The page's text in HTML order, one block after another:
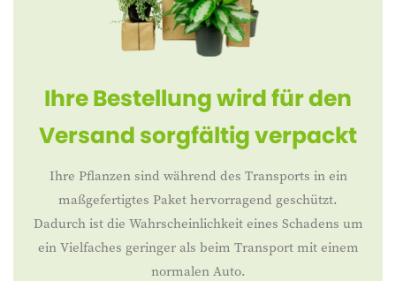
Ihre Bestellung wird für den
Versand sorgfältig verpackt
Ihre Pflanzen sind während des Transports in ein
maßgefertigtes Paket hervorragend geschützt.
Dadurch ist die Wahrscheinlichkeit eines Schadens um
ein Vielfaches geringer als beim Transport mit einem
normalen Auto.